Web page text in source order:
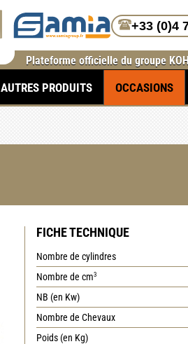
+33 (0)4
Plateforme officielle du groupe
AUTRES PRODUITS OCCASIONS
FICHE TECHNIQUE
Nombre de cylindres
Nombre de cm3
NB (en Kw)
Nombre de Chevaux
Poids (en Kg)